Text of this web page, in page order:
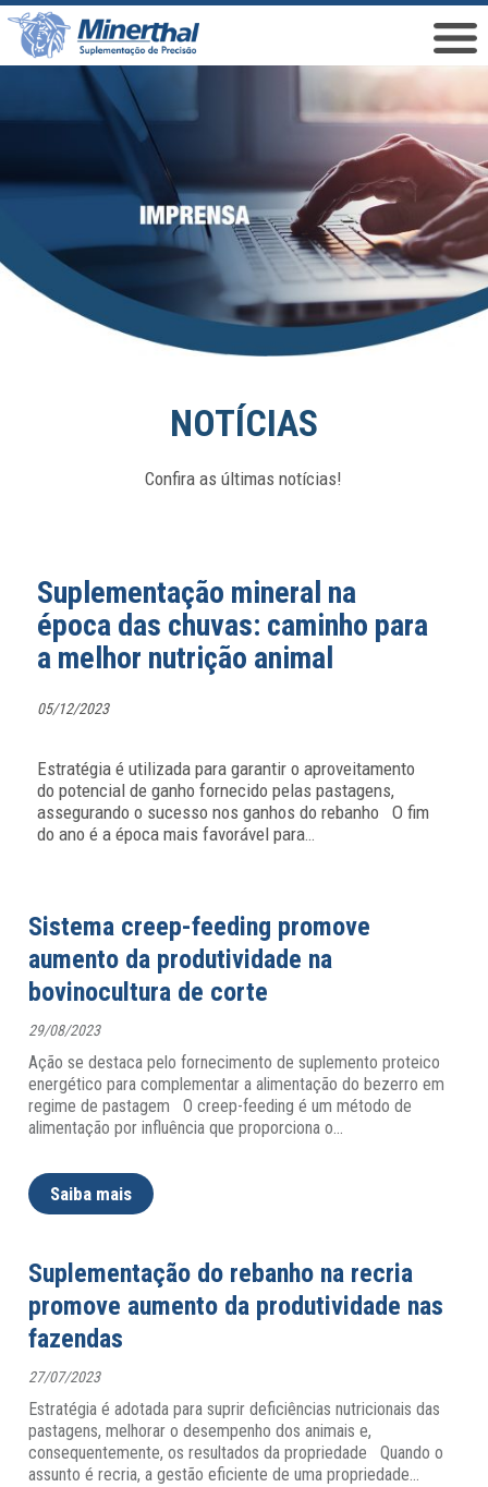
NOTÍCIAS
Confira as últimas notícias!
Suplementação mineral na
época das chuvas: caminho para
a melhor nutrição animal
05/12/2023
Estratégia é utilizada para garantir o aproveitamento
do potencial de ganho fornecido pelas pastagens,
assegurando o sucesso nos ganhos do rebanho O fim
do ano é a época mais favorável para…
Sistema creep-feeding promove
aumento da produtividade na
bovinocultura de corte
29/08/2023
Ação se destaca pelo fornecimento de suplemento proteico
energético para complementar a alimentação do bezerro em
regime de pastagem O creep-feeding é um método de
alimentação por influência que proporciona o…
Saiba mais
Suplementação do rebanho na recria
promove aumento da produtividade nas
fazendas
27/07/2023
Estratégia é adotada para suprir deficiências nutricionais das
pastagens, melhorar o desempenho dos animais e,
consequentemente, os resultados da propriedade Quando o
assunto é recria, a gestão eficiente de uma propriedade…